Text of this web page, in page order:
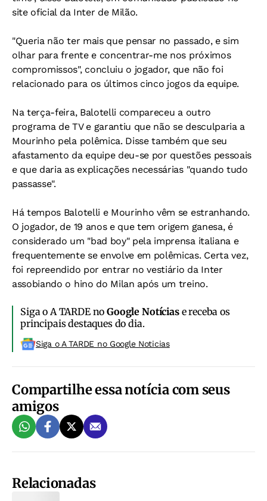
site oficial da Inter de Milão.
"Queria não ter mais que pensar no passado, e sim
olhar para frente e concentrar-me nos próximos
compromissos", concluiu o jogador, que não foi
relacionado para os últimos cinco jogos da equipe.
Na terça-feira, Balotelli compareceu a outro
programa de TV e garantiu que não se desculparia a
Mourinho pela polêmica. Disse também que seu
afastamento da equipe deu-se por questões pessoais
e que daria as explicações necessárias "quando tudo
passasse".
Há tempos Balotelli e Mourinho vêm se estranhando.
O jogador, de 19 anos e que tem origem ganesa, é
considerado um "bad boy" pela imprensa italiana e
frequentemente se envolve em polêmicas. Certa vez,
foi repreendido por entrar no vestiário da Inter
assobiando o hino do Milan após um treino.
Siga o A TARDE noGoogle Notíciase receba os
principais destaques do dia.
Siga o A TARDE no Google Noticias
Compartilhe essa notícia com seus
amigos
Relacionadas